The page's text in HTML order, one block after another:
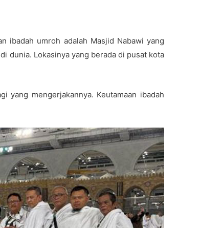
ibadah umroh adalah Masjid Nabawi yang
dunia. Lokasinya yang berada di pusat kota
yang mengerjakannya. Keutamaan ibadah